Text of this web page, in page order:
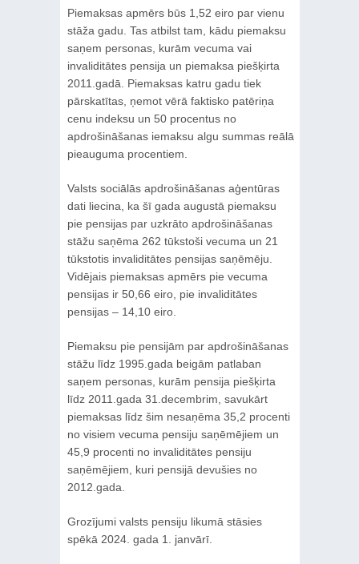
Piemaksas apmērs būs 1,52 eiro par vienu
stāža gadu. Tas atbilst tam, kādu piemaksu
saņem personas, kurām vecuma vai
invaliditātes pensija un piemaksa piešķirta
2011.gadā. Piemaksas katru gadu tiek
pārskatītas, ņemot vērā faktisko patēriņa
cenu indeksu un 50 procentus no
apdrošināšanas iemaksu algu summas reālā
pieauguma procentiem.
Valsts sociālās apdrošināšanas aģentūras
dati liecina, ka šī gada augustā piemaksu
pie pensijas par uzkrāto apdrošināšanas
stāžu saņēma 262 tūkstoši vecuma un 21
tūkstotis invaliditātes pensijas saņēmēju.
Vidējais piemaksas apmērs pie vecuma
pensijas ir 50,66 eiro, pie invaliditātes
pensijas – 14,10 eiro.
Piemaksu pie pensijām par apdrošināšanas
stāžu līdz 1995.gada beigām patlaban
saņem personas, kurām pensija piešķirta
līdz 2011.gada 31.decembrim, savukārt
piemaksas līdz šim nesaņēma 35,2 procenti
no visiem vecuma pensiju saņēmējiem un
45,9 procenti no invaliditātes pensiju
saņēmējiem, kuri pensijā devušies no
2012.gada.
Grozījumi valsts pensiju likumā stāsies
spēkā 2024. gada 1. janvārī.